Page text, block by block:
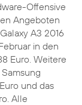
Offensive
Angeboten
A3 2016
in den
Euro. Weitere
und das
Alle